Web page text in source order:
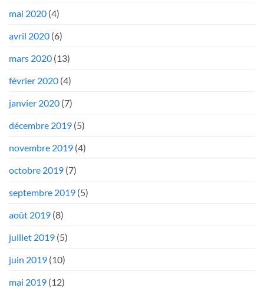
mai 2020 (4)
avril 2020 (6)
mars 2020 (13)
février 2020 (4)
janvier 2020 (7)
décembre 2019 (5)
novembre 2019 (4)
octobre 2019 (7)
septembre 2019 (5)
août 2019 (8)
juillet 2019 (5)
juin 2019 (10)
mai 2019 (12)